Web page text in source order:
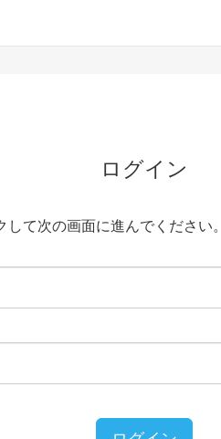
ログイン
て次の画面に進んでください。